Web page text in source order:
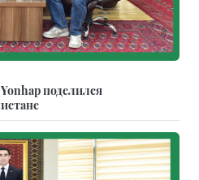
поделился